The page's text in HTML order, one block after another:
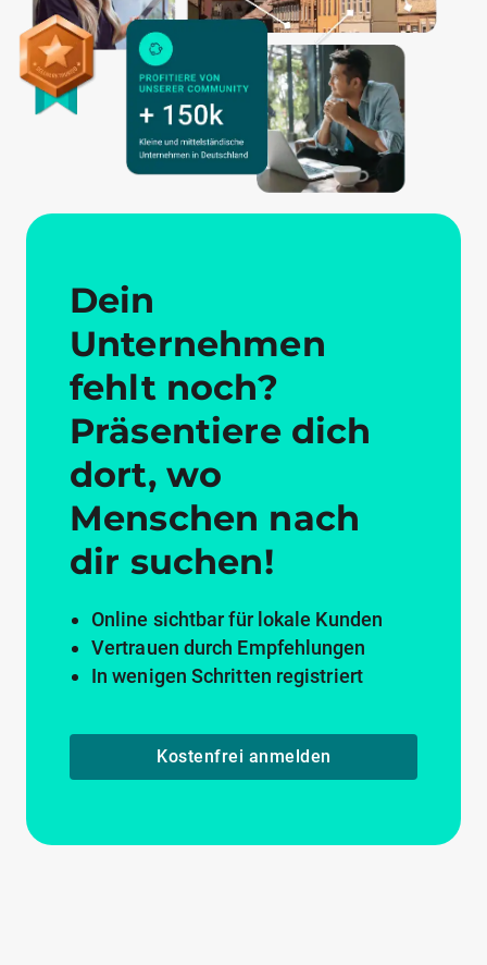
Dein
Unternehmen
fehlt noch?
Präsentiere dich
dort, wo
Menschen nach
dir suchen!
Online sichtbar für lokale Kunden
Vertrauen durch Empfehlungen
In wenigen Schritten registriert
Kostenfrei anmelden